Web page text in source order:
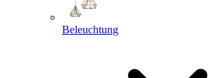
Beleuchtung